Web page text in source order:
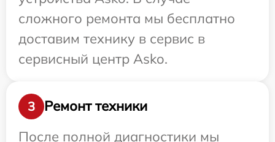
сложного ремонта мы бесплатно
доставим технику в сервис в
сервисный центр Asko.
3
Ремонт техники
После полной диагностики мы